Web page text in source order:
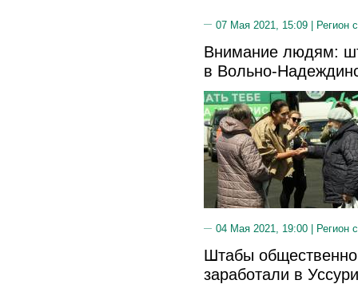
07 Мая 2021, 15:09 | Регион
Внимание людям:
в Вольно-
04 Мая 2021, 19:00 | Регион
Штабы
заработали в